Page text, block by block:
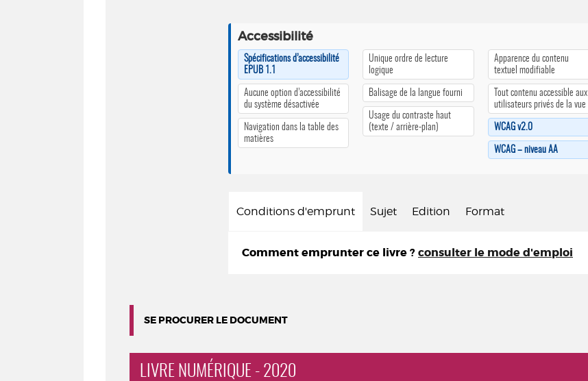
Accessibilité
Spécifications d’accessibilité
EPUB 1.1
Aucune option d’accessibilité
du système désactivée
Navigation dans la table des
matières
Unique ordre de lecture
logique
Balisage de la langue fourni
Usage du contraste haut
(texte / arrière-plan)
Apparence du contenu
textuel modifiable
Tout contenu accessible aux
utilisateurs privés de la vue
WCAG v2.0
WCAG – niveau AA
Conditions d'emprunt Sujet Edition Format
Comment emprunter ce livre ? consulter le mode d'emploi
SE PROCURER LE DOCUMENT
LIVRE NUMÉRIQUE - 2020